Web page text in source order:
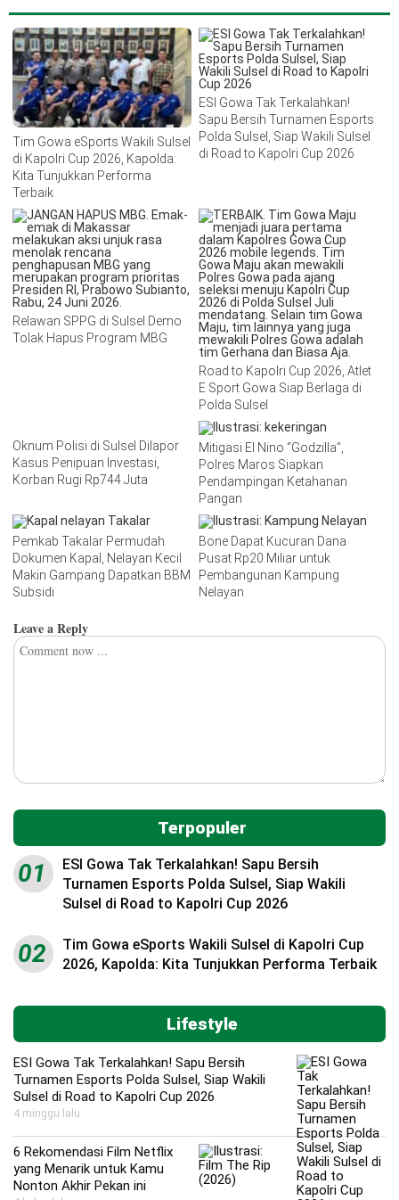
Tim Gowa eSports Wakili Sulsel
di Kapolri Cup 2026, Kapolda:
Kita Tunjukkan Performa
Terbaik
ESI Gowa Tak Terkalahkan!
Sapu Bersih Turnamen Esports
Polda Sulsel, Siap Wakili Sulsel
di Road to Kapolri Cup 2026
Relawan SPPG di Sulsel Demo
Tolak Hapus Program MBG
Road to Kapolri Cup 2026, Atlet
E Sport Gowa Siap Berlaga di
Polda Sulsel
Oknum Polisi di Sulsel Dilapor
Kasus Penipuan Investasi,
Korban Rugi Rp744 Juta
Mitigasi El Nino “Godzilla”,
Polres Maros Siapkan
Pendampingan Ketahanan
Pangan
Pemkab Takalar Permudah
Dokumen Kapal, Nelayan Kecil
Makin Gampang Dapatkan BBM
Subsidi
Bone Dapat Kucuran Dana
Pusat Rp20 Miliar untuk
Pembangunan Kampung
Nelayan
Leave a Reply
Terpopuler
01
ESI Gowa Tak Terkalahkan! Sapu Bersih
Turnamen Esports Polda Sulsel, Siap Wakili
Sulsel di Road to Kapolri Cup 2026
02
Tim Gowa eSports Wakili Sulsel di Kapolri Cup
2026, Kapolda: Kita Tunjukkan Performa Terbaik
Lifestyle
ESI Gowa Tak Terkalahkan! Sapu Bersih
Turnamen Esports Polda Sulsel, Siap Wakili
Sulsel di Road to Kapolri Cup 2026
4 minggu lalu
6 Rekomendasi Film Netflix
yang Menarik untuk Kamu
Nonton Akhir Pekan ini